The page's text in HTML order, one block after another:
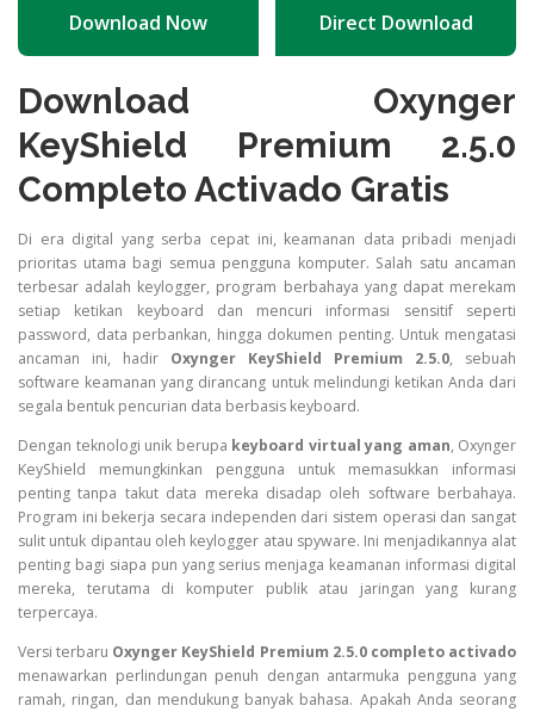
Download Now Direct Download
Download Oxynger
KeyShield Premium 2.5.0
Completo Activado Gratis
Di era digital yang serba cepat ini, keamanan data pribadi menjadi
prioritas utama bagi semua pengguna komputer. Salah satu ancaman
terbesar adalah keylogger, program berbahaya yang dapat merekam
setiap ketikan keyboard dan mencuri informasi sensitif seperti
password, data perbankan, hingga dokumen penting. Untuk mengatasi
ancaman ini, hadir Oxynger KeyShield Premium 2.5.0, sebuah
software keamanan yang dirancang untuk melindungi ketikan Anda dari
segala bentuk pencurian data berbasis keyboard.
Dengan teknologi unik berupa keyboard virtual yang aman, Oxynger
KeyShield memungkinkan pengguna untuk memasukkan informasi
penting tanpa takut data mereka disadap oleh software berbahaya.
Program ini bekerja secara independen dari sistem operasi dan sangat
sulit untuk dipantau oleh keylogger atau spyware. Ini menjadikannya alat
penting bagi siapa pun yang serius menjaga keamanan informasi digital
mereka, terutama di komputer publik atau jaringan yang kurang
terpercaya.
Versi terbaru Oxynger KeyShield Premium 2.5.0 completo activado
menawarkan perlindungan penuh dengan antarmuka pengguna yang
ramah, ringan, dan mendukung banyak bahasa. Apakah Anda seorang